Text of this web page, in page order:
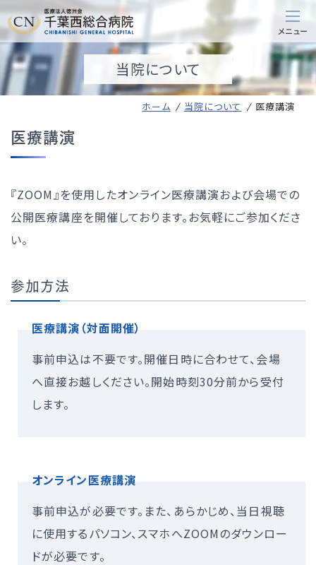
当院について
ホーム 当院について 医療講演
医療講演
『ZOOM』を使用したオンライン医療講演および会場での
公開医療講座を開催しております。お気軽にご参加くださ
い。
参加方法
医療講演（対面開催）
事前申込は不要です。開催日時に合わせて、会場
へ直接お越しください。開始時刻30分前から受付
します。
オンライン医療講演
事前申込が必要です。また、あらかじめ、当日視聴
に使用するパソコン、スマホへZOOMのダウンロー
ドが必要です。